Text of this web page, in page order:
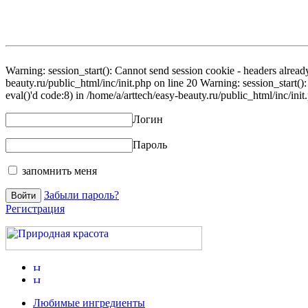
Warning: session_start(): Cannot send session cookie - headers
beauty.ru/public_html/inc/init.php on line 20 Warning:
eval()'d code:8) in /home/a/arttech/easy-beauty.ru/public_html/inc/
Логин
Пароль
запомнить меня
Забыли пароль?
Регистрация
Любимые ингредиенты